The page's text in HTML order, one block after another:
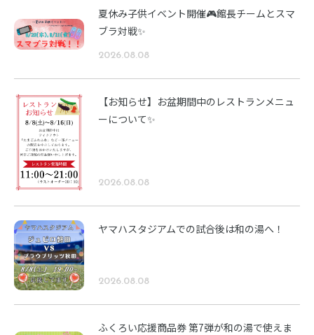
夏休み子供イベント開催🎮館長チームとスマ
ブラ対戦✨
2026.08.08
【お知らせ】お盆期間中のレストランメニュ
ーについて✨
2026.08.08
ヤマハスタジアムでの試合後は和の湯へ！
2026.08.08
ふくろい応援商品券 第7弾が和の湯で使えま